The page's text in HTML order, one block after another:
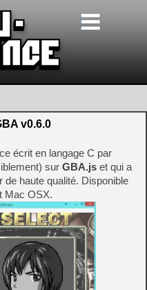
v0.6.0
écrit en langage C par
sur GBA.js et qui a
de haute qualité. Disponible
Mac OSX.